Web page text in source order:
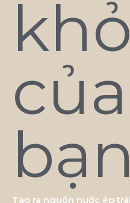
của
bạn
Tạo ra nguồn nước ép